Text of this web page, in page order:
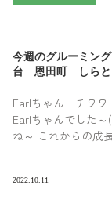
今週のグルーミン
台 恩田町 しらと
Earlちゃん チワワ
Earlちゃんでした
ね～ これからの成
2022.10.11